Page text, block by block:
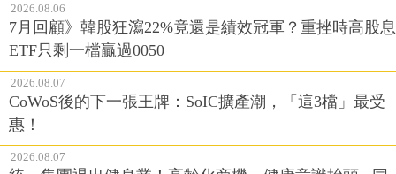
2026.08.06
7月回顧》韓股狂瀉22%竟還是績效冠軍？重挫時高股息
ETF只剩一檔贏過0050
2026.08.07
CoWoS後的下一張王牌：SoIC擴產潮，「這3檔」最受
惠！
2026.08.07